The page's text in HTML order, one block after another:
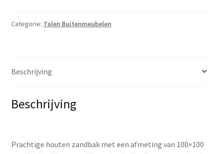
aantal
Categorie: Talen Buitenmeubelen
Beschrijving
Beschrijving
Prachtige houten zandbak met een afmeting van 100×100